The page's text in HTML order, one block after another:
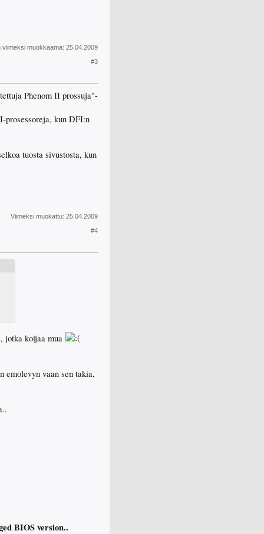
viimeksi muokkaama: 25.04.2009
#3
Phenom II prossuja"-
prosessoreja, kun DFI:n
tuosta sivustosta, kun
Viimeksi muokattu: 25.04.2009
#4
jotka koijaa mua
emolevyn vaan sen takia,
BIOS version..